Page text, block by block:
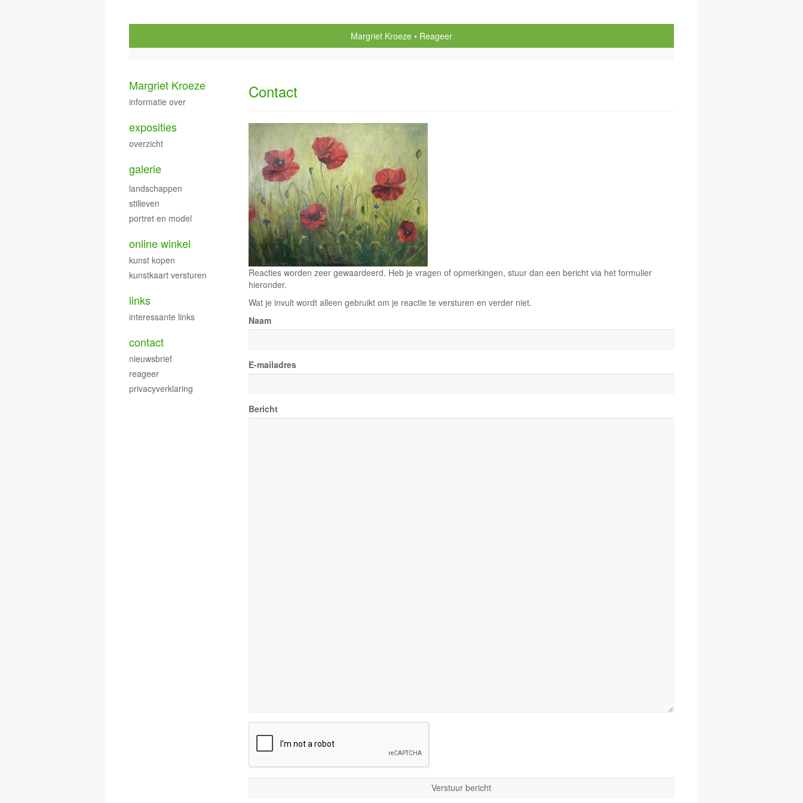
Margriet Kroeze Reageer
Contact
Reacties worden zeer gewaardeerd. Heb je vragen of opmerkingen, stuur dan een bericht via het formulier
hieronder.
Wat je invult wordt alleen gebruikt om je reactie te versturen en verder niet.
Naam
E-mailadres
Bericht
Margriet Kroeze
informatie over
exposities
overzicht
galerie
landschappen
stilleven
portret en model
online winkel
kunst kopen
kunstkaart versturen
links
interessante links
contact
nieuwsbrief
reageer
privacyverklaring